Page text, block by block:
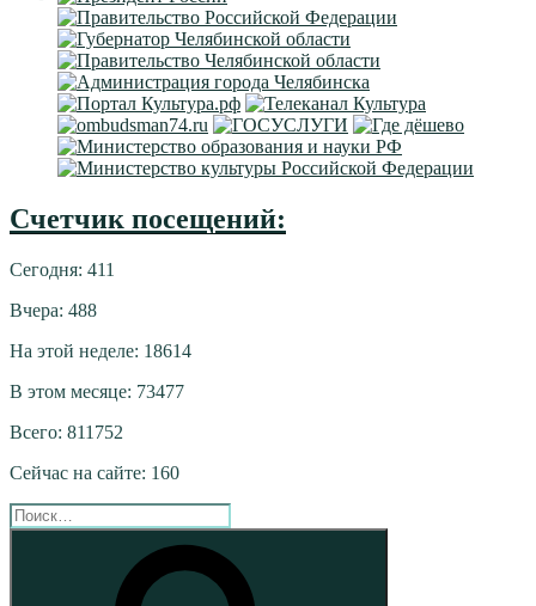
Счетчик посещений:
Сегодня: 411
Вчера: 488
На этой неделе: 18614
В этом месяце: 73477
Всего: 811752
Сейчас на сайте: 160
Искать: